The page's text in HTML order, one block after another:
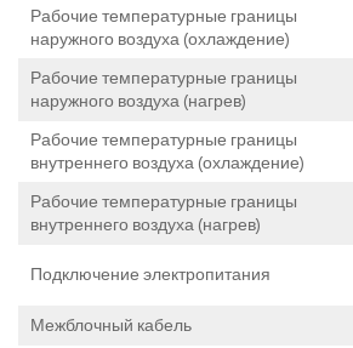
Рабочие температурные границы
наружного воздуха (охлаждение)
Рабочие температурные границы
наружного воздуха (нагрев)
Рабочие температурные границы
внутреннего воздуха (охлаждение)
Рабочие температурные границы
внутреннего воздуха (нагрев)
Подключение электропитания
Межблочный кабель